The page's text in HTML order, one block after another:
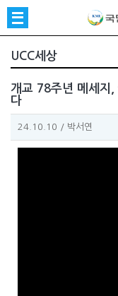
UCC세상
개교 78주년 메세지,
다
24.10.10 / 박서연